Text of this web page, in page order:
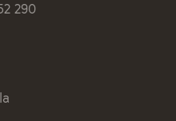
290